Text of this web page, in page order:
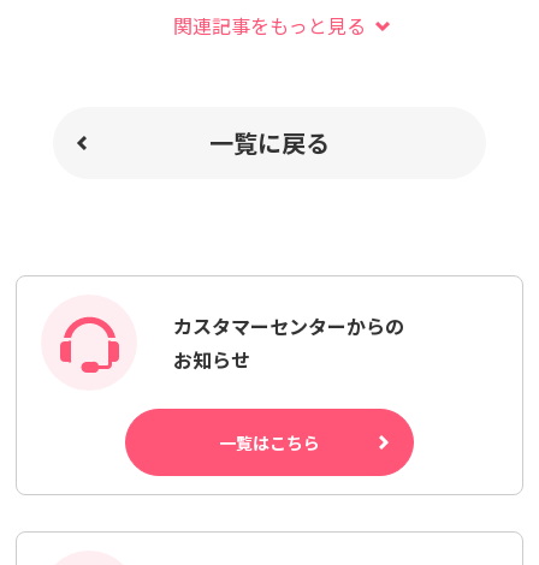
関連記事をもっと見る
一覧に戻る
カスタマーセンターからの
お知らせ
一覧はこちら